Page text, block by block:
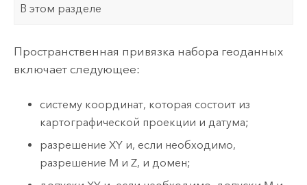
В этом разделе
Пространственная привязка набора геоданных
включает следующее:
систему координат, которая состоит из
картографической проекции и датума;
разрешение XY и, если необходимо,
разрешение M и Z, и домен;